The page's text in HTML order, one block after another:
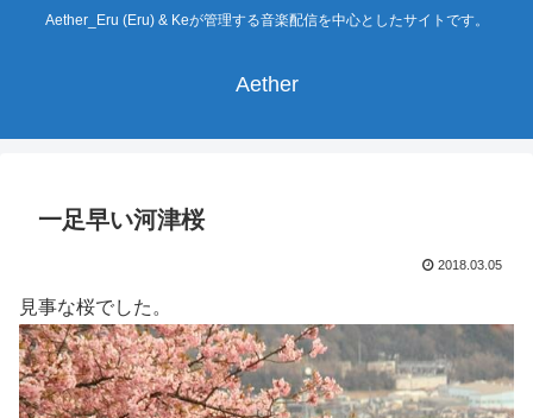
Aether_Eru (Eru) & Keが管理する音楽配信を中心としたサイトです。
Aether
一足早い河津桜
2018.03.05
見事な桜でした。